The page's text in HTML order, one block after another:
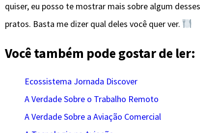
quiser, eu posso te mostrar mais sobre algum desses
pratos. Basta me dizer qual deles você quer ver.
Você também pode gostar de ler:
Ecossistema Jornada Discover
A Verdade Sobre o Trabalho Remoto
A Verdade Sobre a Aviação Comercial